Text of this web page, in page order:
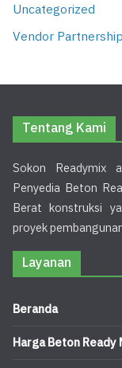
Uncategorized
Vendor Partnership
Tentang Kami
Sokon Readymix
Penyedia Beton
Berat konstruksi
proyek
Layanan
Beranda
Harga Beton Ready